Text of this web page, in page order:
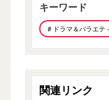
キーワード
# ドラマ＆バラエテ
関連リンク